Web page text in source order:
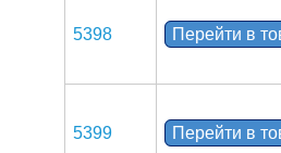
5398 Перейти в
5399 Перейти в